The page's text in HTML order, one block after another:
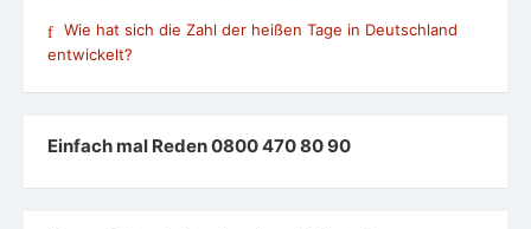
Wie hat sich die Zahl der heißen Tage in Deutschland
entwickelt?
Einfach mal Reden 0800 470 80 90